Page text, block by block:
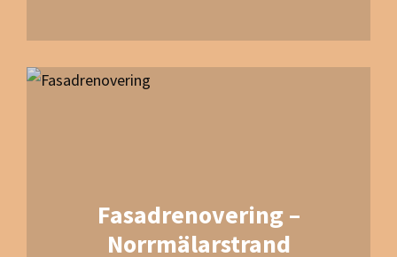
Fasadrenovering –
Norrmälarstrand